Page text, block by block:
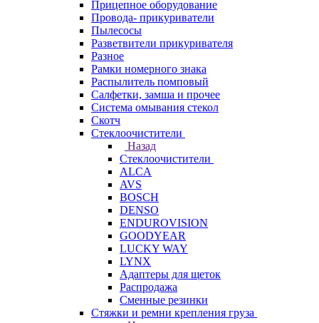
Прицепное оборудование
Провода- прикуриватели
Пылесосы
Разветвители прикуривателя
Разное
Рамки номерного знака
Распылитель помповый
Салфетки, замша и прочее
Система омывания стекол
Скотч
Стеклоочистители
Назад
Стеклоочистители
ALCA
AVS
BOSCH
DENSO
ENDUROVISION
GOODYEAR
LUCKY WAY
LYNX
Адаптеры для щеток
Распродажа
Сменные резинки
Стяжки и ремни крепления груза